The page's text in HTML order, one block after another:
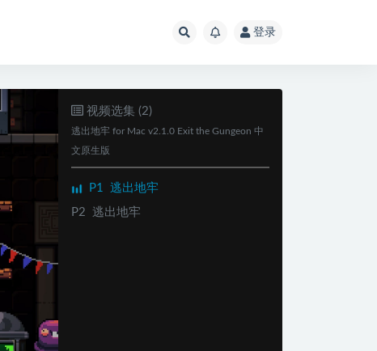
登录
视频选集 (2)
逃出地牢 for Mac v2.1.0 Exit the Gungeon 中
文原生版
P1 逃出地牢
P2 逃出地牢